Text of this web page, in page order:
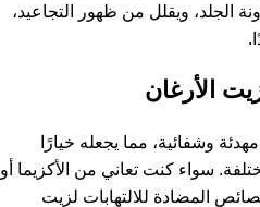
الجلد، ويقلل من ظهور التجاعيد،
الأرغان
وشفائية، مما يجعله خيارًا
سواء كنت تعاني من الأكزيما أو
المضادة للالتهابات لزيت